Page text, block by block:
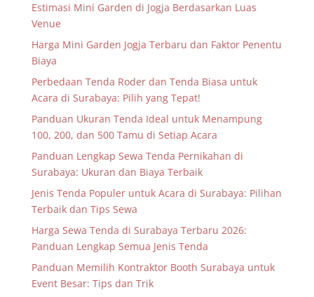
Estimasi Mini Garden di Jogja Berdasarkan Luas
Venue
Harga Mini Garden Jogja Terbaru dan Faktor Penentu
Biaya
Perbedaan Tenda Roder dan Tenda Biasa untuk
Acara di Surabaya: Pilih yang Tepat!
Panduan Ukuran Tenda Ideal untuk Menampung
100, 200, dan 500 Tamu di Setiap Acara
Panduan Lengkap Sewa Tenda Pernikahan di
Surabaya: Ukuran dan Biaya Terbaik
Jenis Tenda Populer untuk Acara di Surabaya: Pilihan
Terbaik dan Tips Sewa
Harga Sewa Tenda di Surabaya Terbaru 2026:
Panduan Lengkap Semua Jenis Tenda
Panduan Memilih Kontraktor Booth Surabaya untuk
Event Besar: Tips dan Trik